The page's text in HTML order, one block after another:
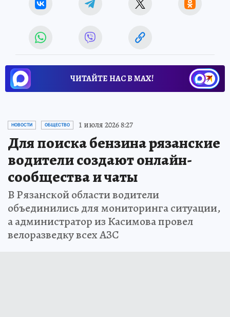
ЧИТАЙТЕ НАС В МАХ!
НОВОСТИ ОБЩЕСТВО 1 июля 2026 8:27
Для поиска бензина рязанские
водители создают онлайн-
сообщества и чаты
В Рязанской области водители
объединились для мониторинга ситуации,
а администратор из Касимова провел
велоразведку всех АЗС